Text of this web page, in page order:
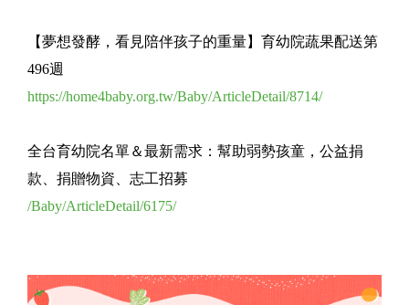
【夢想發酵，看見陪伴孩子的重量】育幼院蔬果配送第
496週
https://home4baby.org.tw/Baby/ArticleDetail/8714/
全台育幼院名單＆最新需求：幫助弱勢孩童，公益捐
款、捐贈物資、志工招募
/Baby/ArticleDetail/6175/